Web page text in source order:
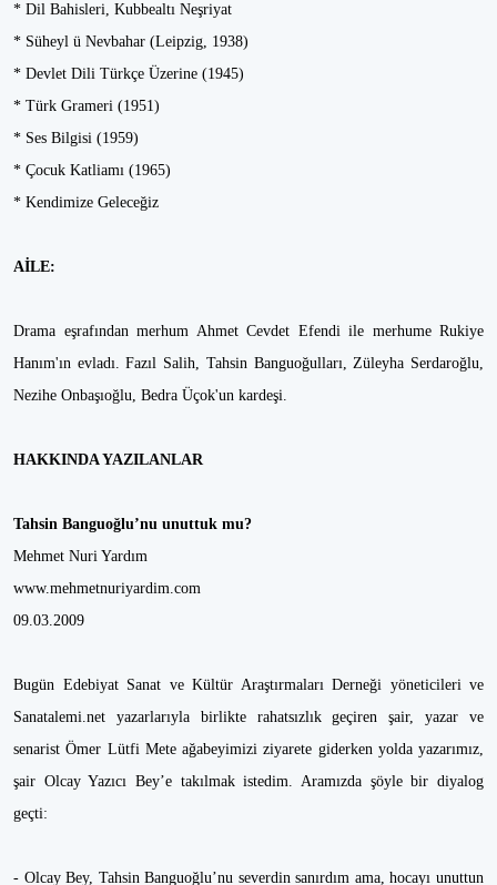
* Dil Bahisleri, Kubbealtı Neşriyat
* Süheyl ü Nevbahar (Leipzig, 1938)
* Devlet Dili Türkçe Üzerine (1945)
* Türk Grameri (1951)
* Ses Bilgisi (1959)
* Çocuk Katliamı (1965)
* Kendimize Geleceğiz
AİLE:
Drama eşrafından merhum Ahmet Cevdet Efendi ile merhume Rukiye
Hanım'ın evladı. Fazıl Salih, Tahsin Banguoğulları, Züleyha Serdaroğlu,
Nezihe Onbaşıoğlu, Bedra Üçok'un kardeşi.
HAKKINDA YAZILANLAR
Tahsin Banguoğlu’nu unuttuk mu?
Mehmet Nuri Yardım
www.mehmetnuriyardim.com
09.03.2009
Bugün Edebiyat Sanat ve Kültür Araştırmaları Derneği yöneticileri ve
Sanatalemi.net yazarlarıyla birlikte rahatsızlık geçiren şair, yazar ve
senarist Ömer Lütfi Mete ağabeyimizi ziyarete giderken yolda yazarımız,
şair Olcay Yazıcı Bey’e takılmak istedim. Aramızda şöyle bir diyalog
geçti:
- Olcay Bey, Tahsin Banguoğlu’nu severdin sanırdım ama, hocayı unuttun